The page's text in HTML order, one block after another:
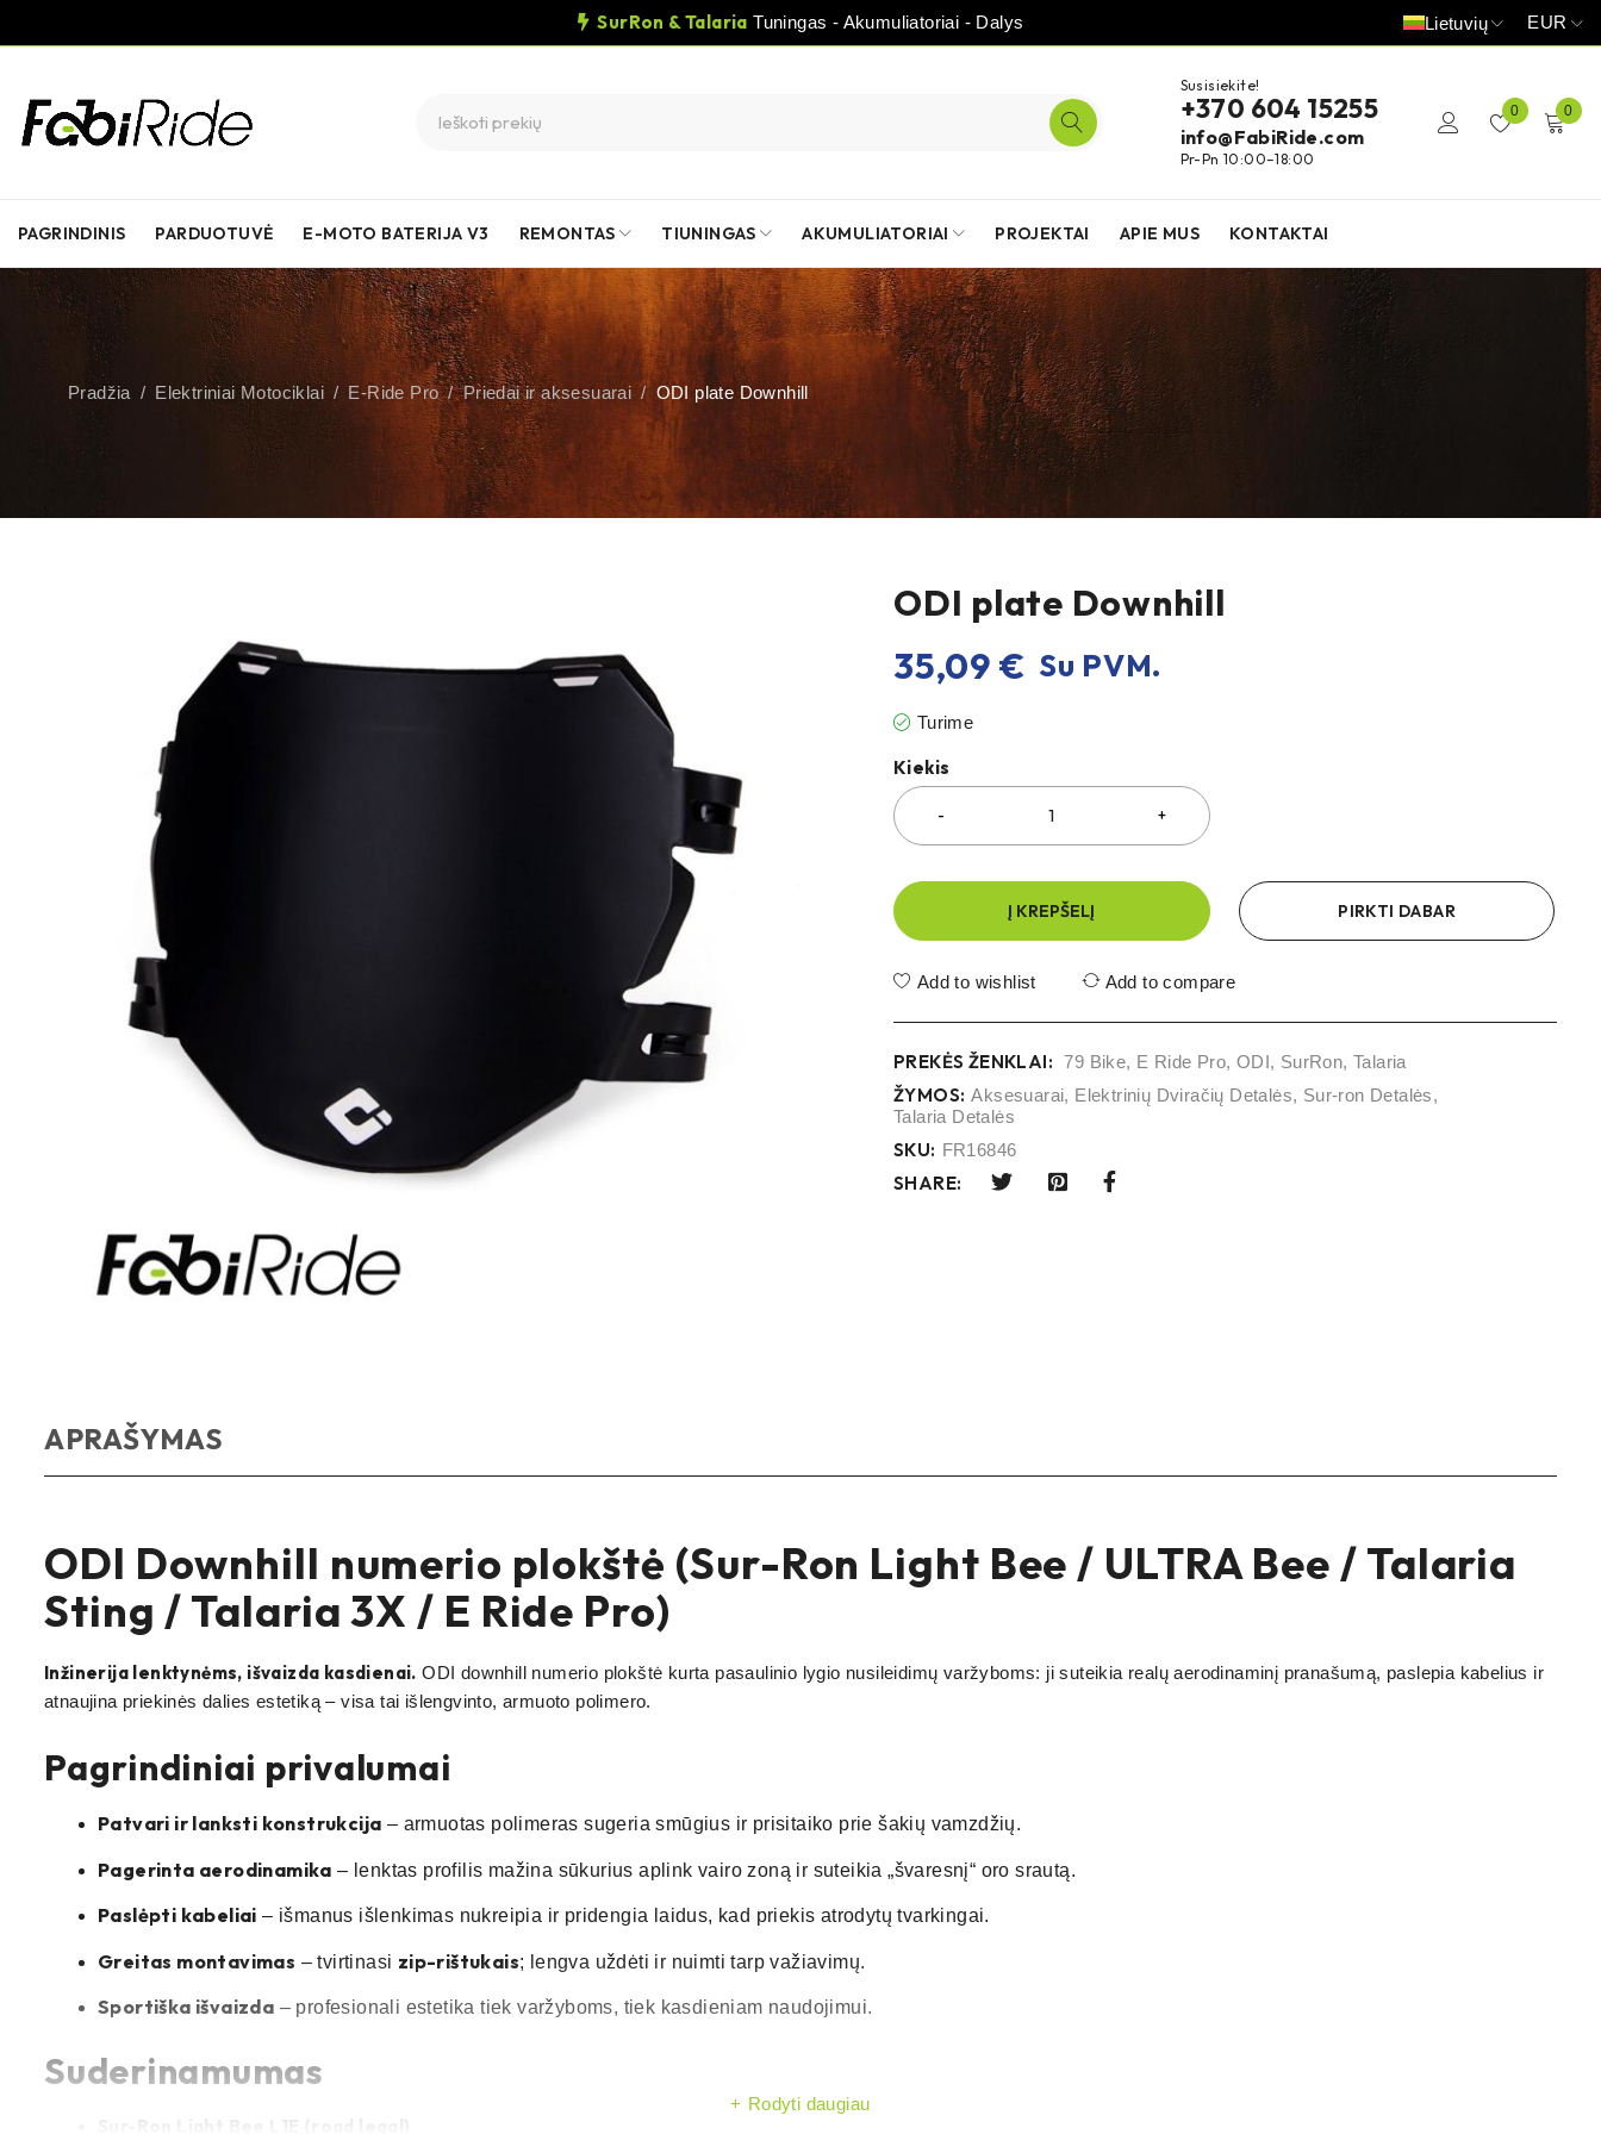
SurRon & Talaria Tuningas - Akumuliatoriai - Dalys Lietuvių EUR
Susisiekite!
+370 604 15255
info@FabiRide.com
Pr-Pn 10:00–18:00
0 0
PAGRINDINIS PARDUOTUVĖ E-MOTO BATERIJA V3 REMONTAS TIUNINGAS AKUMULIATORIAI PROJEKTAI APIE MUS KONTAKTAI
Pradžia / Elektriniai Motociklai / E-Ride Pro / Priedai ir aksesuarai / ODI plate Downhill
ODI plate Downhill
35,09 € Su PVM.
Turime
Kiekis
Į KREPŠELĮ PIRKTI DABAR
Add to wishlist Add to compare
PREKĖS ŽENKLAI: 79 Bike, E Ride Pro, ODI, SurRon,Talaria
ŽYMOS: Aksesuarai, Elektrinių Dviračių Detalės, Sur-ron Detalės,
Talaria Detalės
SKU: FR16846
SHARE:
APRAŠYMAS
ODI Downhill numerio plokštė (Sur-Ron Light Bee / ULTRA Bee / Talaria
Sting / Talaria 3X / E Ride Pro)
Inžinerija lenktynėms, išvaizda kasdienai. ODI downhill numerio plokštė kurta pasaulinio lygio nusileidimų varžyboms: ji suteikia realų aerodinaminį pranašumą, paslepia kabelius ir
atnaujina priekinės dalies estetiką – visa tai išlengvinto, armuoto polimero.
Pagrindiniai privalumai
Patvari ir lanksti konstrukcija – armuotas polimeras sugeria smūgius ir prisitaiko prie šakių vamzdžių.
Pagerinta aerodinamika – lenktas profilis mažina sūkurius aplink vairo zoną ir suteikia „švaresnį“ oro srautą.
Paslėpti kabeliai – išmanus išlenkimas nukreipia ir pridengia laidus, kad priekis atrodytų tvarkingai.
Greitas montavimas – tvirtinasi zip-rištukais; lengva uždėti ir nuimti tarp važiavimų.
Sportiška išvaizda – profesionali estetika tiek varžyboms, tiek kasdieniam naudojimui.
Suderinamumas
Rodyti daugiau